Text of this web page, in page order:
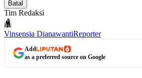
Batal
Tim Redaksi
Vinsensia DianawantiReporter
Add
as a preferred source on Google